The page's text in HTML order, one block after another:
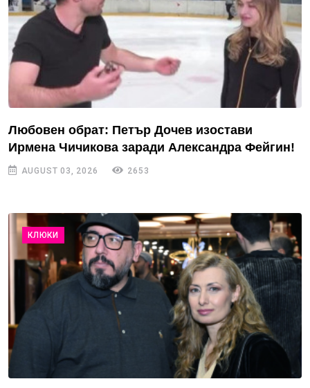
Любовен обрат: Петър Дочев изостави
Ирмена Чичикова заради Александра Фейгин!
AUGUST 03, 2026 2653
КЛЮКИ